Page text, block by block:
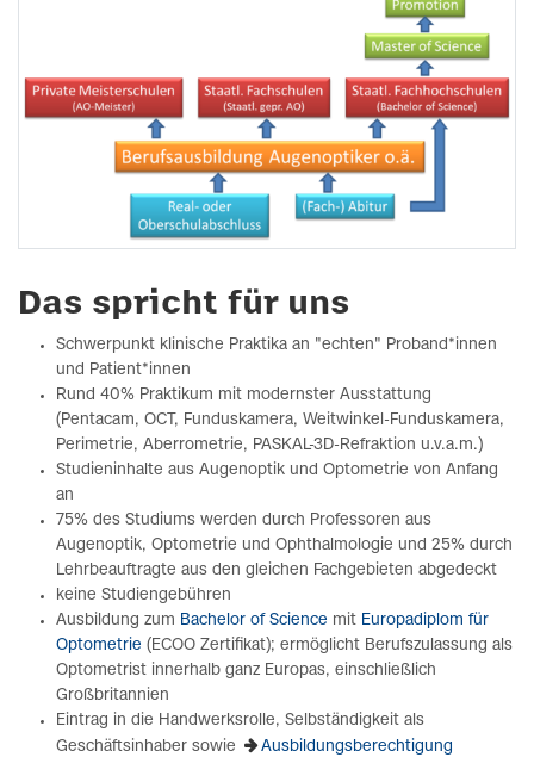
Das spricht für uns
Schwerpunkt klinische Praktika an "echten" Proband*innen
und Patient*innen
Rund 40% Praktikum mit modernster Ausstattung
(Pentacam, OCT, Funduskamera, Weitwinkel-Funduskamera,
Perimetrie, Aberrometrie, PASKAL-3D-Refraktion u.v.a.m.)
Studieninhalte aus Augenoptik und Optometrie von Anfang
an
75% des Studiums werden durch Professoren aus
Augenoptik, Optometrie und Ophthalmologie und 25% durch
Lehrbeauftragte aus den gleichen Fachgebieten abgedeckt
keine Studiengebühren
Ausbildung zum Bachelor of Science mit Europadiplom für
Optometrie (ECOO Zertifikat); ermöglicht Berufszulassung als
Optometrist innerhalb ganz Europas, einschließlich
Großbritannien
Eintrag in die Handwerksrolle, Selbständigkeit als
Geschäftsinhaber sowie
Ausbildungsberechtigung